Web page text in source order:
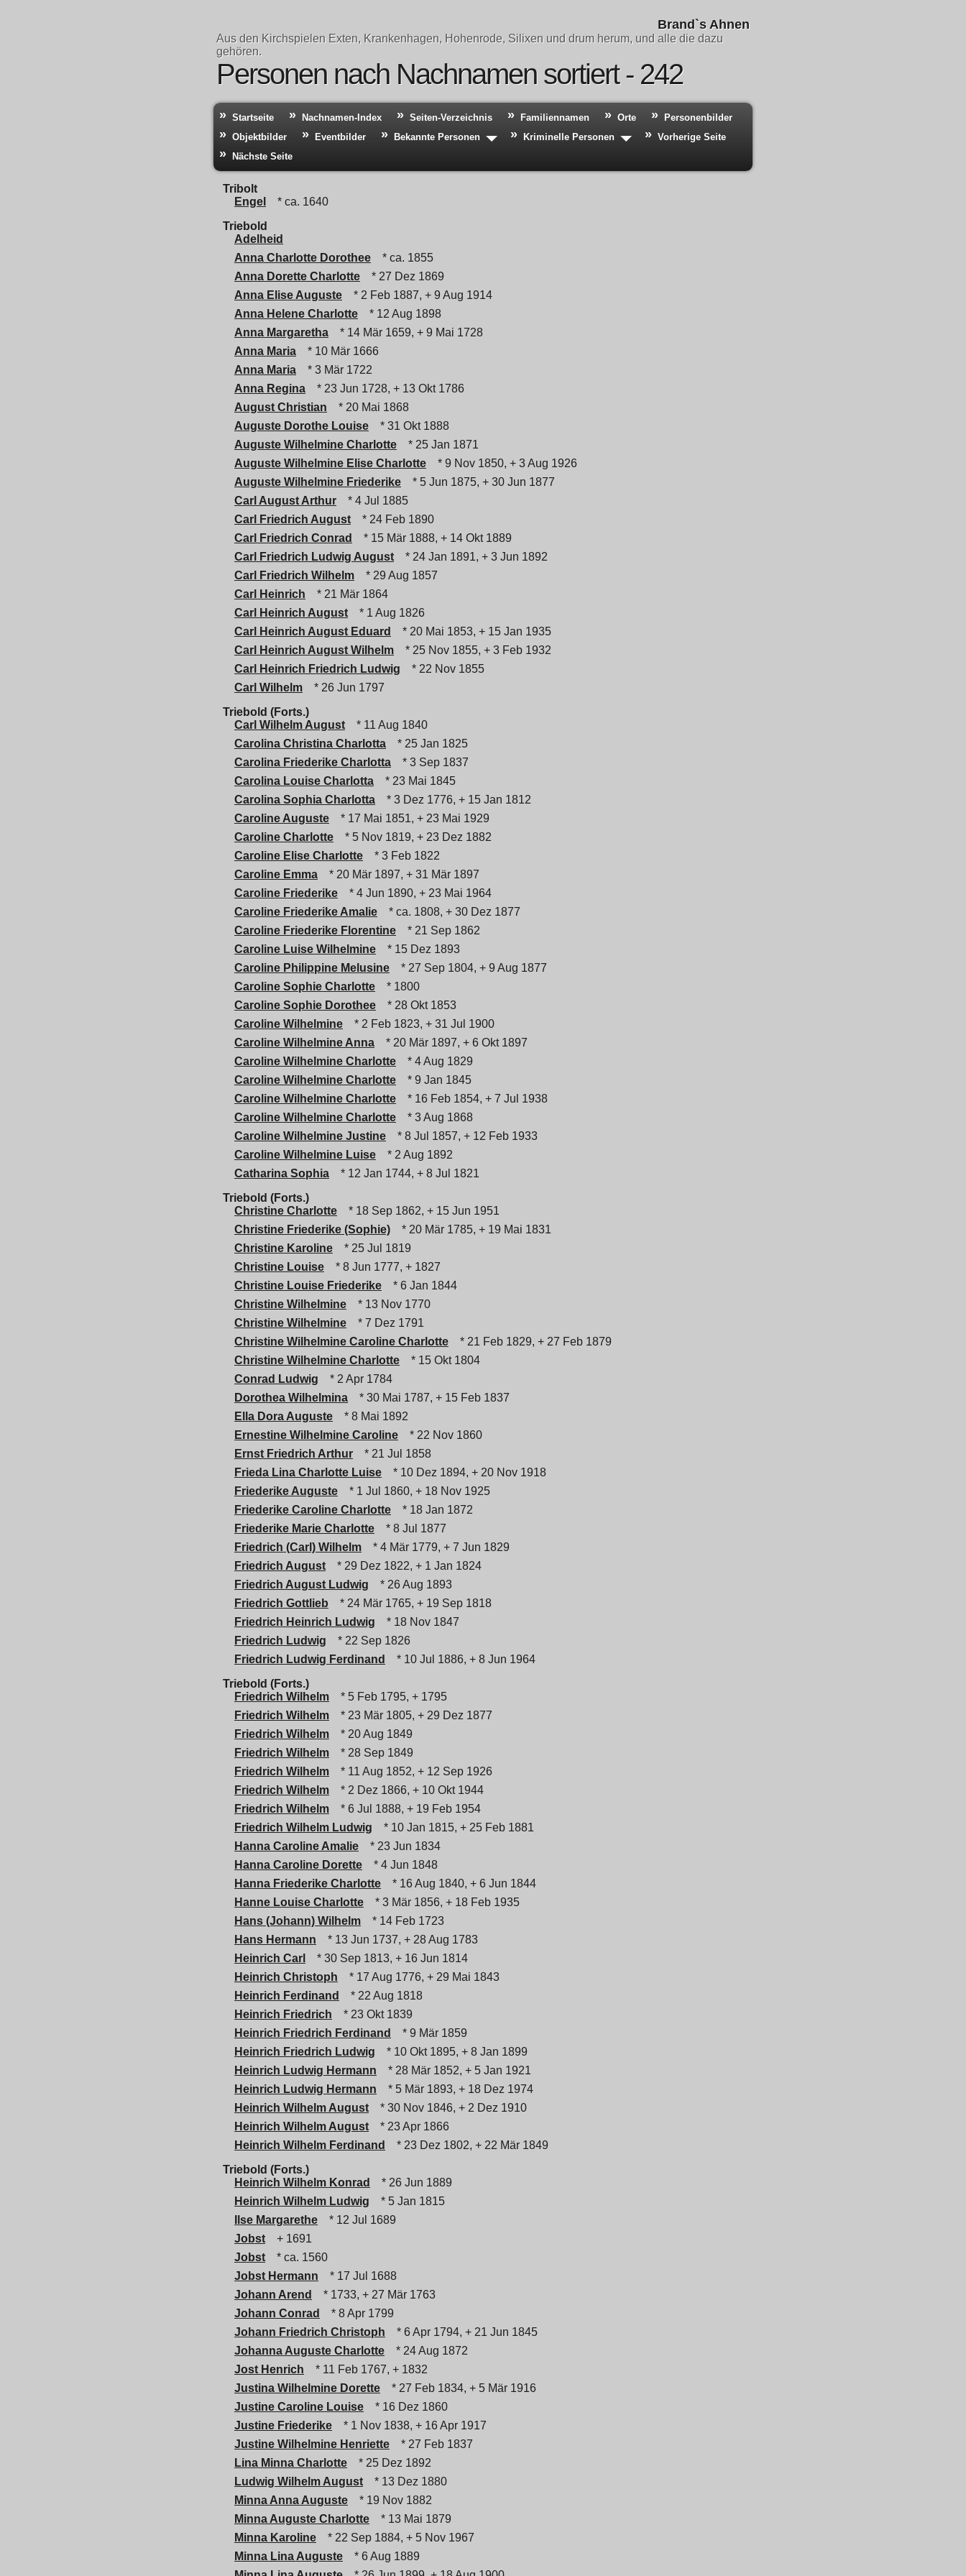
Brand`s Ahnen
Aus den Kirchspielen Exten, Krankenhagen, Hohenrode, Silixen und drum herum, und alle die dazu
gehören.
Personen nach Nachnamen sortiert - 242
Startseite Nachnamen-Index Seiten-Verzeichnis Familiennamen Orte
Personenbilder
Objektbilder
Eventbilder Bekannte Personen Kriminelle Personen
Vorherige Seite
Nächste Seite
Tribolt
Engel
* ca. 1640
Triebold
Adelheid
Anna Charlotte Dorothee
* ca. 1855
Anna Dorette Charlotte
* 27 Dez 1869
Anna Elise Auguste
* 2 Feb 1887, + 9 Aug 1914
Anna Helene Charlotte
* 12 Aug 1898
Anna Margaretha
* 14 Mär 1659, + 9 Mai 1728
Anna Maria
* 10 Mär 1666
Anna Maria
* 3 Mär 1722
Anna Regina
* 23 Jun 1728, + 13 Okt 1786
August Christian
* 20 Mai 1868
Auguste Dorothe Louise
* 31 Okt 1888
Auguste Wilhelmine Charlotte
* 25 Jan 1871
Auguste Wilhelmine Elise Charlotte
* 9 Nov 1850, + 3 Aug 1926
Auguste Wilhelmine Friederike
* 5 Jun 1875, + 30 Jun 1877
Carl August Arthur
* 4 Jul 1885
Carl Friedrich August
* 24 Feb 1890
Carl Friedrich Conrad
* 15 Mär 1888, + 14 Okt 1889
Carl Friedrich Ludwig August
* 24 Jan 1891, + 3 Jun 1892
Carl Friedrich Wilhelm
* 29 Aug 1857
Carl Heinrich
* 21 Mär 1864
Carl Heinrich August
* 1 Aug 1826
Carl Heinrich August Eduard
* 20 Mai 1853, + 15 Jan 1935
Carl Heinrich August Wilhelm
* 25 Nov 1855, + 3 Feb 1932
Carl Heinrich Friedrich Ludwig
* 22 Nov 1855
Carl Wilhelm
* 26 Jun 1797
Triebold (Forts.)
Carl Wilhelm August
* 11 Aug 1840
Carolina Christina Charlotta
* 25 Jan 1825
Carolina Friederike Charlotta
* 3 Sep 1837
Carolina Louise Charlotta
* 23 Mai 1845
Carolina Sophia Charlotta
* 3 Dez 1776, + 15 Jan 1812
Caroline Auguste
* 17 Mai 1851, + 23 Mai 1929
Caroline Charlotte
* 5 Nov 1819, + 23 Dez 1882
Caroline Elise Charlotte
* 3 Feb 1822
Caroline Emma
* 20 Mär 1897, + 31 Mär 1897
Caroline Friederike
* 4 Jun 1890, + 23 Mai 1964
Caroline Friederike Amalie
* ca. 1808, + 30 Dez 1877
Caroline Friederike Florentine
* 21 Sep 1862
Caroline Luise Wilhelmine
* 15 Dez 1893
Caroline Philippine Melusine
* 27 Sep 1804, + 9 Aug 1877
Caroline Sophie Charlotte
* 1800
Caroline Sophie Dorothee
* 28 Okt 1853
Caroline Wilhelmine
* 2 Feb 1823, + 31 Jul 1900
Caroline Wilhelmine Anna
* 20 Mär 1897, + 6 Okt 1897
Caroline Wilhelmine Charlotte
* 4 Aug 1829
Caroline Wilhelmine Charlotte
* 9 Jan 1845
Caroline Wilhelmine Charlotte
* 16 Feb 1854, + 7 Jul 1938
Caroline Wilhelmine Charlotte
* 3 Aug 1868
Caroline Wilhelmine Justine
* 8 Jul 1857, + 12 Feb 1933
Caroline Wilhelmine Luise
* 2 Aug 1892
Catharina Sophia
* 12 Jan 1744, + 8 Jul 1821
Triebold (Forts.)
Christine Charlotte
* 18 Sep 1862, + 15 Jun 1951
Christine Friederike (Sophie)
* 20 Mär 1785, + 19 Mai 1831
Christine Karoline
* 25 Jul 1819
Christine Louise
* 8 Jun 1777, + 1827
Christine Louise Friederike
* 6 Jan 1844
Christine Wilhelmine
* 13 Nov 1770
Christine Wilhelmine
* 7 Dez 1791
Christine Wilhelmine Caroline Charlotte
* 21 Feb 1829, + 27 Feb 1879
Christine Wilhelmine Charlotte
* 15 Okt 1804
Conrad Ludwig
* 2 Apr 1784
Dorothea Wilhelmina
* 30 Mai 1787, + 15 Feb 1837
Ella Dora Auguste
* 8 Mai 1892
Ernestine Wilhelmine Caroline
* 22 Nov 1860
Ernst Friedrich Arthur
* 21 Jul 1858
Frieda Lina Charlotte Luise
* 10 Dez 1894, + 20 Nov 1918
Friederike Auguste
* 1 Jul 1860, + 18 Nov 1925
Friederike Caroline Charlotte
* 18 Jan 1872
Friederike Marie Charlotte
* 8 Jul 1877
Friedrich (Carl) Wilhelm
* 4 Mär 1779, + 7 Jun 1829
Friedrich August
* 29 Dez 1822, + 1 Jan 1824
Friedrich August Ludwig
* 26 Aug 1893
Friedrich Gottlieb
* 24 Mär 1765, + 19 Sep 1818
Friedrich Heinrich Ludwig
* 18 Nov 1847
Friedrich Ludwig
* 22 Sep 1826
Friedrich Ludwig Ferdinand
* 10 Jul 1886, + 8 Jun 1964
Triebold (Forts.)
Friedrich Wilhelm
* 5 Feb 1795, + 1795
Friedrich Wilhelm
* 23 Mär 1805, + 29 Dez 1877
Friedrich Wilhelm
* 20 Aug 1849
Friedrich Wilhelm
* 28 Sep 1849
Friedrich Wilhelm
* 11 Aug 1852, + 12 Sep 1926
Friedrich Wilhelm
* 2 Dez 1866, + 10 Okt 1944
Friedrich Wilhelm
* 6 Jul 1888, + 19 Feb 1954
Friedrich Wilhelm Ludwig
* 10 Jan 1815, + 25 Feb 1881
Hanna Caroline Amalie
* 23 Jun 1834
Hanna Caroline Dorette
* 4 Jun 1848
Hanna Friederike Charlotte
* 16 Aug 1840, + 6 Jun 1844
Hanne Louise Charlotte
* 3 Mär 1856, + 18 Feb 1935
Hans (Johann) Wilhelm
* 14 Feb 1723
Hans Hermann
* 13 Jun 1737, + 28 Aug 1783
Heinrich Carl
* 30 Sep 1813, + 16 Jun 1814
Heinrich Christoph
* 17 Aug 1776, + 29 Mai 1843
Heinrich Ferdinand
* 22 Aug 1818
Heinrich Friedrich
* 23 Okt 1839
Heinrich Friedrich Ferdinand
* 9 Mär 1859
Heinrich Friedrich Ludwig
* 10 Okt 1895, + 8 Jan 1899
Heinrich Ludwig Hermann
* 28 Mär 1852, + 5 Jan 1921
Heinrich Ludwig Hermann
* 5 Mär 1893, + 18 Dez 1974
Heinrich Wilhelm August
* 30 Nov 1846, + 2 Dez 1910
Heinrich Wilhelm August
* 23 Apr 1866
Heinrich Wilhelm Ferdinand
* 23 Dez 1802, + 22 Mär 1849
Triebold (Forts.)
Heinrich Wilhelm Konrad
* 26 Jun 1889
Heinrich Wilhelm Ludwig
* 5 Jan 1815
Ilse Margarethe
* 12 Jul 1689
Jobst
+ 1691
Jobst
* ca. 1560
Jobst Hermann
* 17 Jul 1688
Johann Arend
* 1733, + 27 Mär 1763
Johann Conrad
* 8 Apr 1799
Johann Friedrich Christoph
* 6 Apr 1794, + 21 Jun 1845
Johanna Auguste Charlotte
* 24 Aug 1872
Jost Henrich
* 11 Feb 1767, + 1832
Justina Wilhelmine Dorette
* 27 Feb 1834, + 5 Mär 1916
Justine Caroline Louise
* 16 Dez 1860
Justine Friederike
* 1 Nov 1838, + 16 Apr 1917
Justine Wilhelmine Henriette
* 27 Feb 1837
Lina Minna Charlotte
* 25 Dez 1892
Ludwig Wilhelm August
* 13 Dez 1880
Minna Anna Auguste
* 19 Nov 1882
Minna Auguste Charlotte
* 13 Mai 1879
Minna Karoline
* 22 Sep 1884, + 5 Nov 1967
Minna Lina Auguste
* 6 Aug 1889